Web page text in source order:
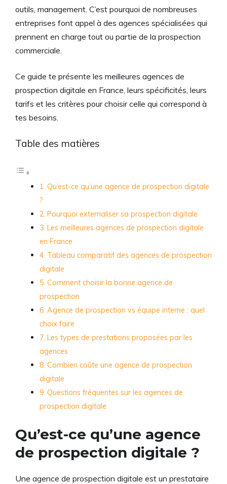
outils, management. C’est pourquoi de nombreuses
entreprises font appel à des agences spécialisées qui
prennent en charge tout ou partie de la prospection
commerciale.
Ce guide te présente les meilleures agences de
prospection digitale en France, leurs spécificités, leurs
tarifs et les critères pour choisir celle qui correspond à
tes besoins.
Table des matières
Qu’est-ce qu’une agence de prospection digitale
?
Pourquoi externaliser sa prospection digitale
Les meilleures agences de prospection digitale
en France
Tableau comparatif des agences de prospection
digitale
Comment choisir la bonne agence de
prospection
Agence de prospection vs équipe interne : quel
choix faire
Les types de prestations proposées par les
agences
Combien coûte une agence de prospection
digitale
Questions fréquentes sur les agences de
prospection digitale
Qu’est-ce qu’une agence
de prospection digitale ?
Une agence de prospection digitale est un prestataire